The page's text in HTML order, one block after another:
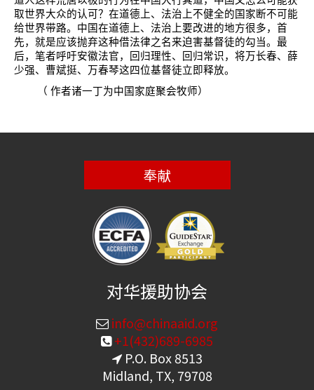
取世界大众的认可？在道德上、法治上不健全的国家断不可能
给世界带路。中国在道德上、法治上要改进的地方很多，首
先，就是应该抛弃这种借法律之名来迫害基督徒的勾当。最
后，笔者呼吁安徽法官，回归理性、回归常识，将万长春、薛
少强、曹斌挺、万春琴这四位基督徒立即释放。
（ 作者诸一丁为中国家庭聚会牧师）
奉献
对华援助协会
info@chinaaid.org
+1(432)689-6985
P.O. Box 8513
Midland, TX, 79708